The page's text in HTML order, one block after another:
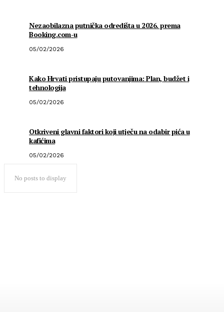
Nezaobilazna putnička odredišta u 2026. prema
Booking.com-u
05/02/2026
Kako Hrvati pristupaju putovanjima: Plan, budžet i
tehnologija
05/02/2026
Otkriveni glavni faktori koji utječu na odabir pića u
kafićima
05/02/2026
No posts to display